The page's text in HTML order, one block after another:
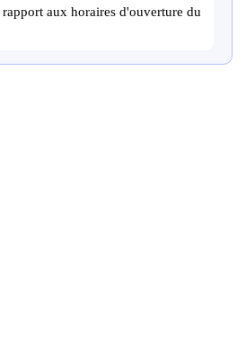
aux horaires d'ouverture du